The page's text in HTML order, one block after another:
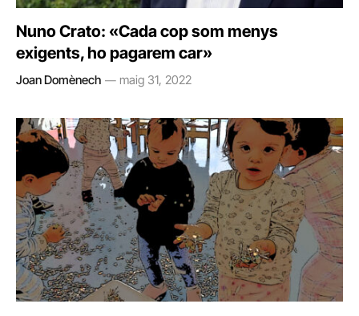
Nuno Crato: «Cada cop som menys
exigents, ho pagarem car»
Joan Domènech maig 31, 2022